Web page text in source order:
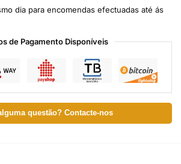
dia para encomendas efectuadas até ás
de Pagamento Disponíveis
questão? Contacte-nos